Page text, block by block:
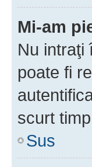
Mi-am
Nu intraţi
poate fi
scurt
Sus